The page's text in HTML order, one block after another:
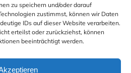
zu speichern und/oder darauf
zustimmst, können wir Daten
IDs auf dieser Website verarbeiten.
erteilst oder zurückziehst, können
beeinträchtigt werden.